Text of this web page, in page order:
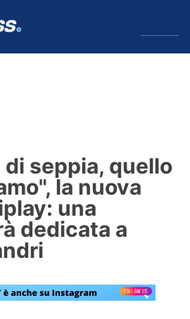
di seppia, quello
la nuova
una
dedicata a